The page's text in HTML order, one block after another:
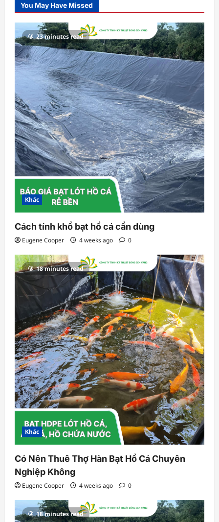
You May Have Missed
23 minutes read
Khác
Cách tính khổ bạt hồ cá cần dùng
Eugene Cooper 4 weeks ago 0
18 minutes read
Khác
Có Nên Thuê Thợ Hàn Bạt Hồ Cá Chuyên
Nghiệp Không
Eugene Cooper 4 weeks ago 0
18 minutes read